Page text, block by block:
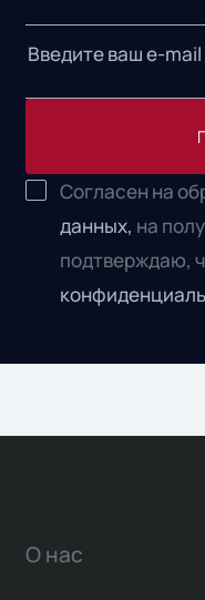
Согласен на
данных, на
подтверждаю,
О нас